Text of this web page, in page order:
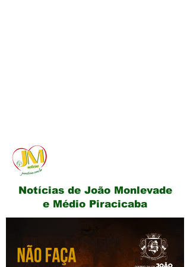
Notícias de João Monlevade
e Médio Piracicaba